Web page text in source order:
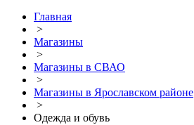
Главная
>
Магазины
>
Магазины в СВАО
>
Магазины в Ярославском районе
>
Одежда и обувь